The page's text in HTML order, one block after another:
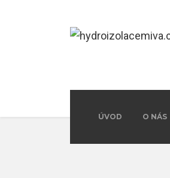
ÚVOD O NÁS